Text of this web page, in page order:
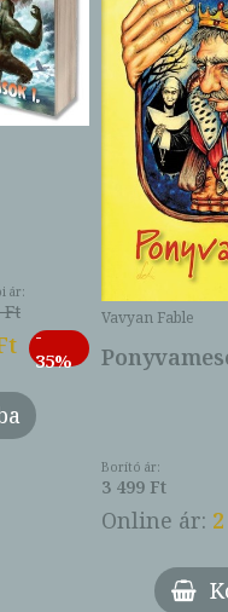
ár:
Ft
-
35%
Vavyan Fable
Borító ár:
3 499 Ft
Online ár: